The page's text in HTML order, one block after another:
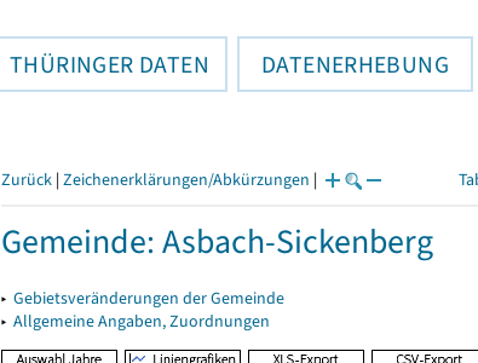
THÜRINGER DATEN DATENERHEBUNG
Zurück | Zeichenerklärungen/Abkürzungen |
Gemeinde: Asbach-Sickenberg
▸ Gebietsveränderungen der Gemeinde
▸ Allgemeine Angaben, Zuordnungen